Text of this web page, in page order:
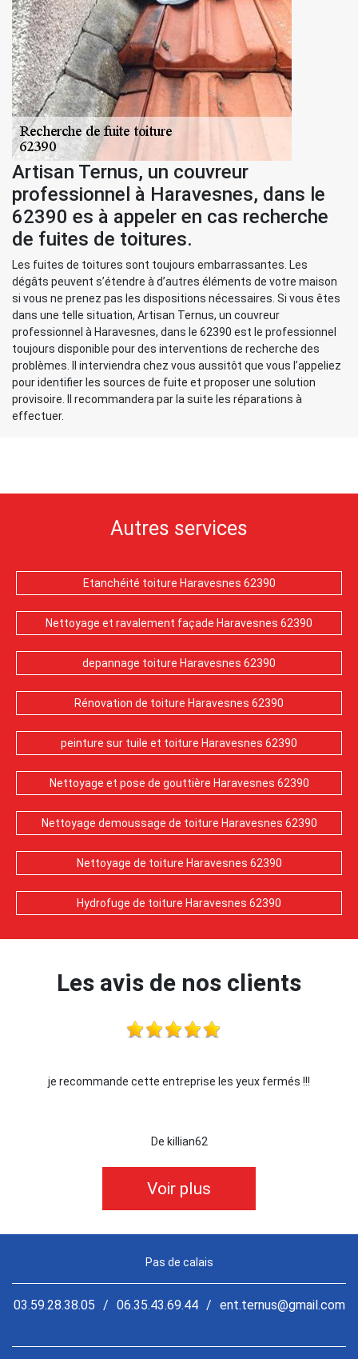
Artisan Ternus, un couvreur
professionnel à Haravesnes, dans le
62390 es à appeler en cas recherche
de fuites de toitures.
Les fuites de toitures sont toujours embarrassantes. Les
dégâts peuvent s’étendre à d’autres éléments de votre maison
si vous ne prenez pas les dispositions nécessaires. Si vous êtes
dans une telle situation, Artisan Ternus, un couvreur
professionnel à Haravesnes, dans le 62390 est le professionnel
toujours disponible pour des interventions de recherche des
problèmes. Il interviendra chez vous aussitôt que vous l’appeliez
pour identifier les sources de fuite et proposer une solution
provisoire. Il recommandera par la suite les réparations à
effectuer.
Autres services
Etanchéité toiture Haravesnes 62390
Nettoyage et ravalement façade Haravesnes 62390
depannage toiture Haravesnes 62390
Rénovation de toiture Haravesnes 62390
peinture sur tuile et toiture Haravesnes 62390
Nettoyage et pose de gouttière Haravesnes 62390
Nettoyage demoussage de toiture Haravesnes 62390
Nettoyage de toiture Haravesnes 62390
Hydrofuge de toiture Haravesnes 62390
Les avis de nos clients
je recommande cette entreprise les yeux fermés !!!
De killian62
Voir plus
Pas de calais
03.59.28.38.05 / 06.35.43.69.44 / ent.ternus@gmail.com